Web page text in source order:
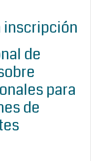
inscripción
de
para
de